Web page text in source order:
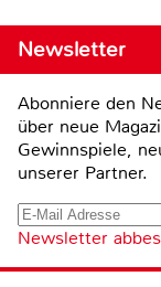
Newsletter
Abonniere den
über neue
Gewinnspiele,
unserer Partner.
Newsletter